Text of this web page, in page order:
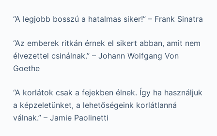
“A legjobb bosszú a hatalmas siker!” – Frank Sinatra
“Az emberek ritkán érnek el sikert abban, amit nem
élvezettel csinálnak.” – Johann Wolfgang Von
Goethe
“A korlátok csak a fejekben élnek. Így ha használjuk
a képzeletünket, a lehetőségeink korlátlanná
válnak.” – Jamie Paolinetti